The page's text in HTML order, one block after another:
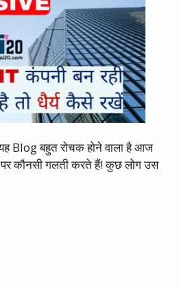
Blog बहुत रोचक होने वाला है आज
कौनसी गलती करते हैं! कुछ लोग उस